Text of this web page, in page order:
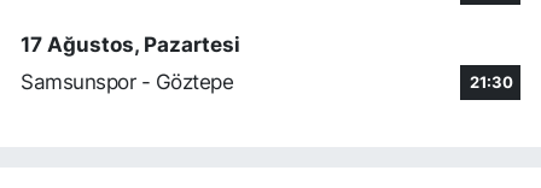
17 Ağustos, Pazartesi
Samsunspor - Göztepe
21:30